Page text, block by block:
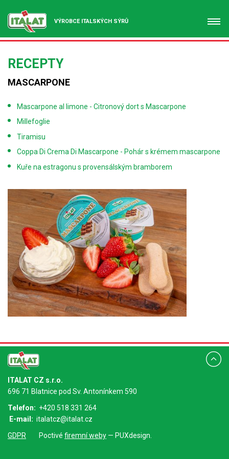
VÝROBCE ITALSKÝCH SÝRŮ
RECEPTY
MASCARPONE
Mascarpone al limone - Citronový dort s Mascarpone
Millefoglie
Tiramisu
Coppa Di Crema Di Mascarpone - Pohár s krémem mascarpone
Kuře na estragonu s provensálským bramborem
ITALAT CZ s.r.o.
696 71 Blatnice pod Sv. Antonínkem 590
Telefon: +420 518 331 264
E-mail: italatcz@italat.cz
GDPR
Poctivé firemní weby — PUXdesign.